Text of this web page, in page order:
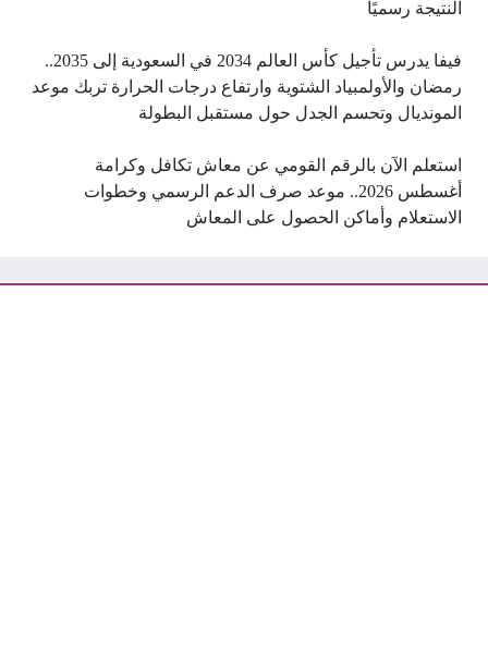
النتيجة رسميًا
فيفا يدرس تأجيل كأس العالم 2034 في السعودية إلى 2035..
رمضان والأولمبياد الشتوية وارتفاع درجات الحرارة تربك موعد
المونديال وتحسم الجدل حول مستقبل البطولة
استعلم الآن بالرقم القومي عن معاش تكافل وكرامة
أغسطس 2026.. موعد صرف الدعم الرسمي وخطوات
الاستعلام وأماكن الحصول على المعاش